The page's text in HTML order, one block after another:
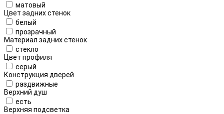
матовый
Цвет задних стенок
белый
прозрачный
Материал задних стенок
стекло
Цвет профиля
серый
Конструкция дверей
раздвижные
Верхний душ
есть
Верхняя подсветка